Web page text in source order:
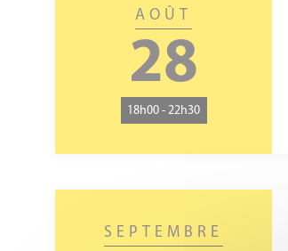
AOÛT
28
18h00 - 22h30
naturalistes
SEPTEMBRE